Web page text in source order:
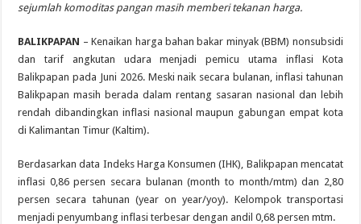
sejumlah komoditas pangan masih memberi tekanan harga.
BALIKPAPAN – Kenaikan harga bahan bakar minyak (BBM) nonsubsidi
dan tarif angkutan udara menjadi pemicu utama inflasi Kota
Balikpapan pada Juni 2026. Meski naik secara bulanan, inflasi tahunan
Balikpapan masih berada dalam rentang sasaran nasional dan lebih
rendah dibandingkan inflasi nasional maupun gabungan empat kota
di Kalimantan Timur (Kaltim).
Berdasarkan data Indeks Harga Konsumen (IHK), Balikpapan mencatat
inflasi 0,86 persen secara bulanan (month to month/mtm) dan 2,80
persen secara tahunan (year on year/yoy). Kelompok transportasi
menjadi penyumbang inflasi terbesar dengan andil 0,68 persen mtm.